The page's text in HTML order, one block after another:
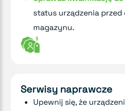
status urządzenia przed
magazynu.
Serwisy naprawcze
Upewnij się, że